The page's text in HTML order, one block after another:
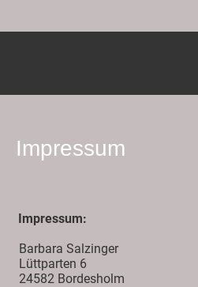
Impressum
Impressum:
Barbara Salzinger
Lüttparten 6
24582 Bordesholm